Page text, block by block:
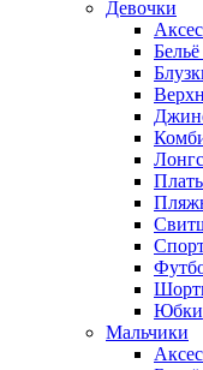
Девочки
Юбки
Мальчики